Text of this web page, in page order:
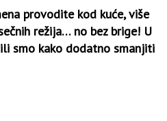
provodite kod kuće, više
režija… no bez brige! U
smo kako dodatno smanjiti